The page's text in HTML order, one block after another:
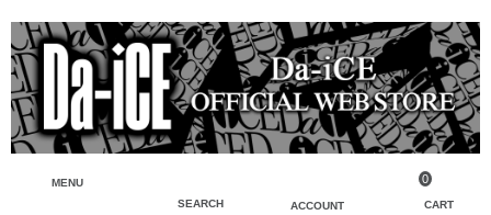
MENU
SEARCH
ACCOUNT CART
0